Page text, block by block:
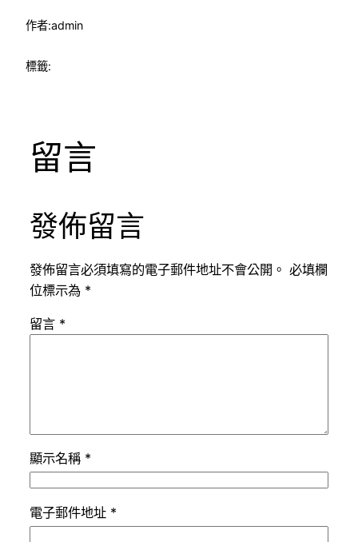
作者:admin
標籤:
留言
發佈留言
發佈留言必須填寫的電子郵件地址不會公開。 必填欄
位標示為 *
留言 *
顯示名稱 *
電子郵件地址 *